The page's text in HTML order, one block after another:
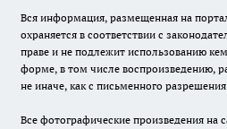
Вся информация, размещенная на
охраняется в соответствии с
праве и не подлежит использованию
форме, в том числе воспроизведению,
не иначе, как с письменного
Все фотографические произведения на